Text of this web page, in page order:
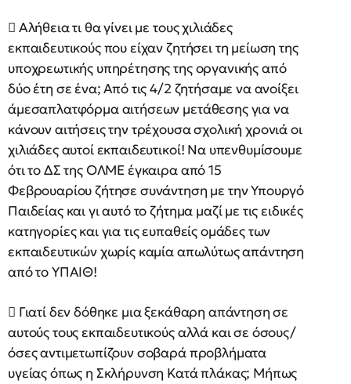
 Αλήθεια τι θα γίνει με τους χιλιάδες
εκπαιδευτικούς που είχαν ζητήσει τη μείωση της
υποχρεωτικής υπηρέτησης της οργανικής από
δύο έτη σε ένα; Από τις 4/2 ζητήσαμε να ανοίξει
άμεσαπλατφόρμα αιτήσεων μετάθεσης για να
κάνουν αιτήσεις την τρέχουσα σχολική χρονιά οι
χιλιάδες αυτοί εκπαιδευτικοί! Να υπενθυμίσουμε
ότι το ΔΣ της ΟΛΜΕ έγκαιρα από 15
Φεβρουαρίου ζήτησε συνάντηση με την Υπουργό
Παιδείας και γι αυτό το ζήτημα μαζί με τις ειδικές
κατηγορίες και για τις ευπαθείς ομάδες των
εκπαιδευτικών χωρίς καμία απωλύτως απάντηση
από το ΥΠΑΙΘ!
 Γιατί δεν δόθηκε μια ξεκάθαρη απάντηση σε
αυτούς τους εκπαιδευτικούς αλλά και σε όσους/
όσες αντιμετωπίζουν σοβαρά προβλήματα
υγείας όπως η Σκλήρυνση Κατά πλάκας; Μήπως